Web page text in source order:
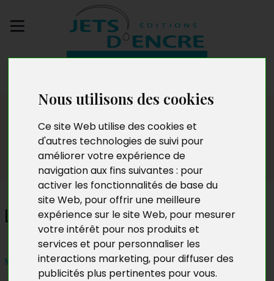
Nous utilisons des cookies
Ce site Web utilise des cookies et
d'autres technologies de suivi pour
améliorer votre expérience de
navigation aux fins suivantes : pour
activer les fonctionnalités de base du
site Web, pour offrir une meilleure
expérience sur le site Web, pour mesurer
votre intérêt pour nos produits et
services et pour personnaliser les
interactions marketing, pour diffuser des
publicités plus pertinentes pour vous.
Dédicaces
Laurent Rivière
samedi 18 novembre 2023